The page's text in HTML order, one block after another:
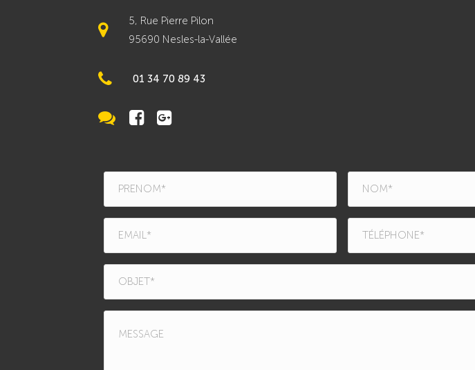
5, Rue Pierre Pilon
95690 Nesles-la-Vallée
01 34 70 89 43